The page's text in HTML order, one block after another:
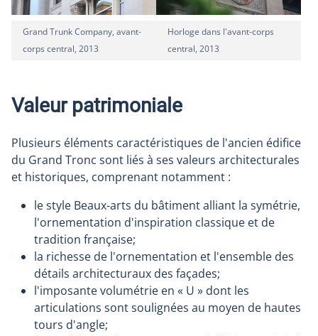
Grand Trunk Company, avant-
corps central, 2013
Horloge dans l'avant-corps
central, 2013
Valeur patrimoniale
Plusieurs éléments caractéristiques de l'ancien édifice
du Grand Tronc sont liés à ses valeurs architecturales
et historiques, comprenant notamment :
le style Beaux-arts du bâtiment alliant la symétrie,
l'ornementation d'inspiration classique et de
tradition française;
la richesse de l'ornementation et l'ensemble des
détails architecturaux des façades;
l'imposante volumétrie en « U » dont les
articulations sont soulignées au moyen de hautes
tours d'angle;